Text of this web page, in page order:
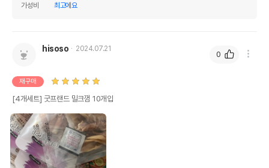
가성비
최고에요
hisoso 2024.07.21
재구매
[4개세트] 굿프랜드 밀크껌 10개입
0